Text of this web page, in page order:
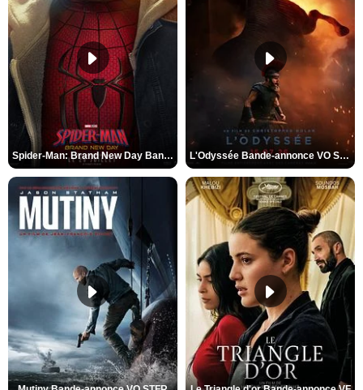
Spider-Man: Brand New Day Bande-annonce VO STFR L'Odyssée Bande-annonce VO STFR